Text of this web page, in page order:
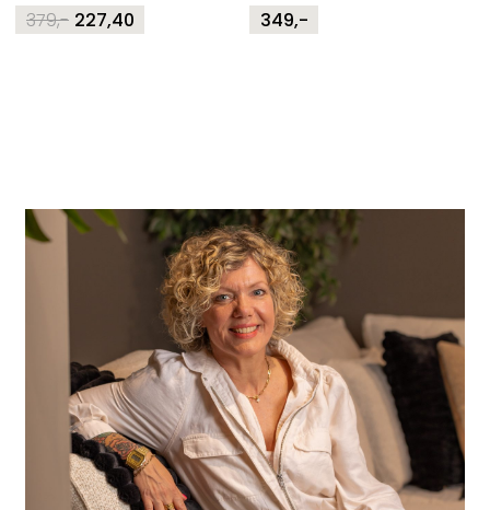
379,-
Original227,40
Current
349,-